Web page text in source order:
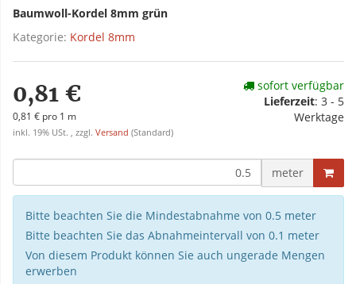
Baumwoll-Kordel 8mm grün
Kategorie: Kordel 8mm
0,81 €
0,81 € pro 1 m
inkl. 19% USt. , zzgl. Versand (Standard)
sofort verfügbar
Lieferzeit: 3 - 5
Werktage
meter
Bitte beachten Sie die Mindestabnahme von 0.5 meter
Bitte beachten Sie das Abnahmeintervall von 0.1 meter
Von diesem Produkt können Sie auch ungerade Mengen
erwerben